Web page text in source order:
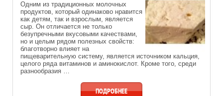
Одним из традиционных молочных
продуктов, который одинаково нравится
как детям, так и взрослым, является
сыр. Он отличается не только
безупречными вкусовыми качествами,
но и целым рядом полезных свойств:
благотворно влияет на
пищеварительную систему, является источником кальция,
целого ряда витаминов и аминокислот. Кроме того, среди
разнообразия …
ПОДРОБНЕЕ